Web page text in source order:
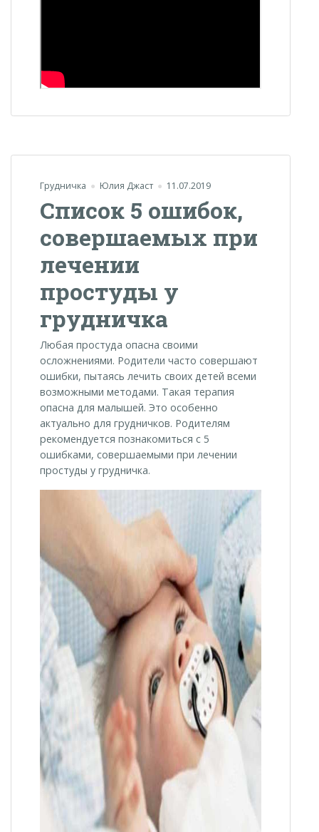
Грудничка Юлия Джаст 11.07.2019
Список 5 ошибок,
совершаемых при
лечении
простуды у
грудничка
Любая простуда опасна своими
осложнениями. Родители часто совершают
ошибки, пытаясь лечить своих детей всеми
возможными методами. Такая терапия
опасна для малышей. Это особенно
актуально для грудничков. Родителям
рекомендуется познакомиться с 5
ошибками, совершаемыми при лечении
простуды у грудничка.